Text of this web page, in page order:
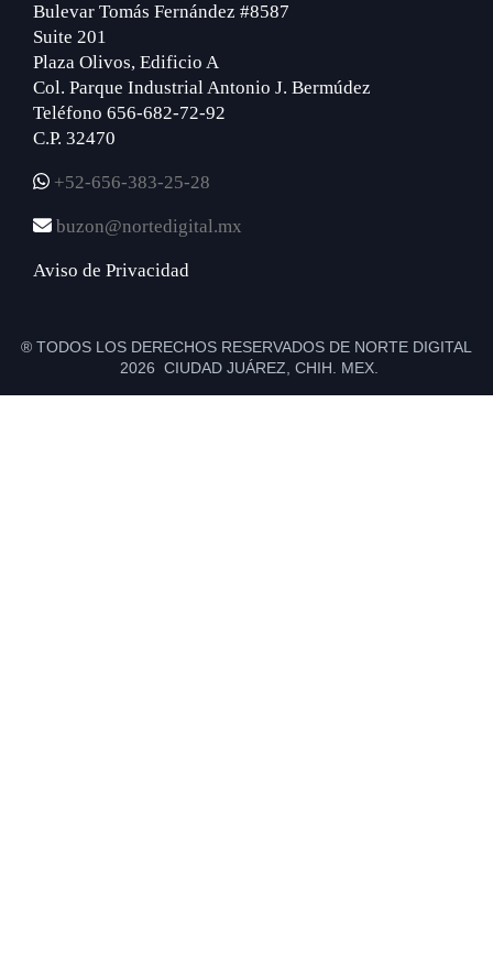
Bulevar Tomás Fernández #8587
Suite 201
Plaza Olivos, Edificio A
Col. Parque Industrial Antonio J. Bermúdez
Teléfono 656-682-72-92
C.P. 32470
+52-656-383-25-28
buzon@nortedigital.mx
Aviso de Privacidad
® TODOS LOS DERECHOS RESERVADOS DE NORTE DIGITAL
2026 CIUDAD JUÁREZ, CHIH. MEX.